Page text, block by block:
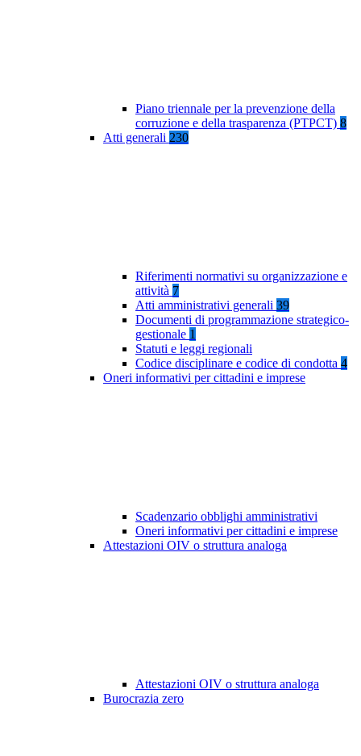
Piano triennale per la prevenzione della
corruzione e della trasparenza (PTPCT) 8
Atti generali 230
Riferimenti normativi su organizzazione e
attività 7
Atti amministrativi generali 39
Documenti di programmazione strategico-
gestionale 1
Statuti e leggi regionali
Codice disciplinare e codice di condotta 4
Oneri informativi per cittadini e imprese
Scadenzario obblighi amministrativi
Oneri informativi per cittadini e imprese
Attestazioni OIV o struttura analoga
Attestazioni OIV o struttura analoga
Burocrazia zero